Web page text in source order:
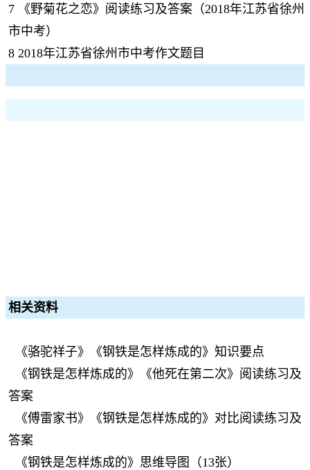
7
《野菊花之恋》阅读练习及答案（2018年江苏省徐州
市中考）
8 2018年江苏省徐州市中考作文题目
相关资料
《骆驼祥子》《钢铁是怎样炼成的》知识要点
《钢铁是怎样炼成的》《他死在第二次》阅读练习及
答案
《傅雷家书》《钢铁是怎样炼成的》对比阅读练习及
答案
《钢铁是怎样炼成的》思维导图（13张）